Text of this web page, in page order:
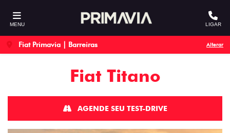
MENU LIGAR
Fiat Primavia | Barreiras Alterar
Fiat Titano
AGENDE SEU TEST-DRIVE